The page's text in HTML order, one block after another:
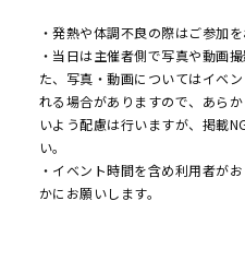
・発熱や体調不良の際はご参加を
・当日は主催者側で写真や動画
た、写真・動画についてはイベ
れる場合がありますので、あら
いよう配慮は行いますが、掲載
い。
・イベント時間を含め利用者が
かにお願いします。